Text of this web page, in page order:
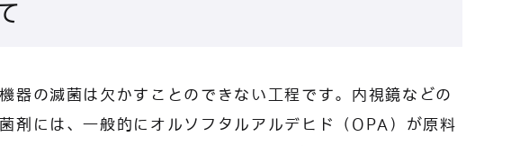
器の滅菌は欠かすことのできない工程です。内視鏡などの
剤には、一般的にオルソフタルアルデヒド（OPA）が原料